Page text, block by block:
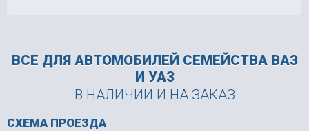
ВСЕ ДЛЯ АВТОМОБИЛЕЙ СЕМЕЙСТВА ВАЗ
И УАЗ
В НАЛИЧИИ И НА ЗАКАЗ
СХЕМА ПРОЕЗДА